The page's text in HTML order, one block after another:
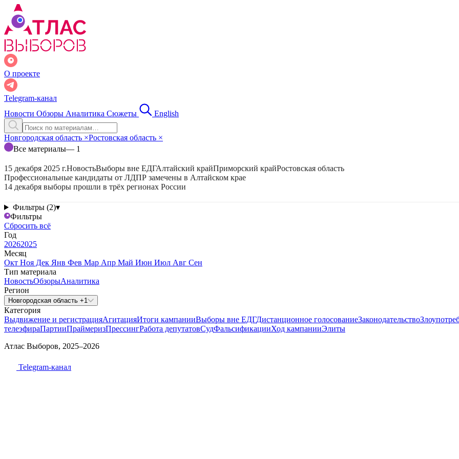
О проекте
Telegram-канал
Новости Обзоры Аналитика Сюжеты English
Новгородская область ×Ростовская область ×
Все материалы— 1
15 декабря 2025 г.НовостьВыборы вне ЕДГАлтайский крайПриморский крайРостовская область
Профессиональные кандидаты от ЛДПР замечены в Алтайском крае
14 декабря выборы прошли в трёх регионах России
Фильтры (2)▾
Фильтры
Сбросить всё
Год
20262025
Месяц
Окт Ноя Дек Янв Фев Мар Апр Май Июн Июл Авг Сен
Тип материала
НовостьОбзорыАналитика
Регион
Новгородская область +1
Категория
Выдвижение и регистрацияАгитацияИтоги кампанииВыборы вне ЕДГДистанционное голосованиеЗаконодательство
телеэфираПартииПраймеризПрессингРабота депутатовСудФальсификацииХод кампанииЭлиты
Атлас Выборов, 2025–2026
Telegram-канал